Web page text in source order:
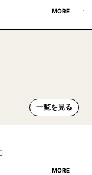
MORE
一覧を見る
MORE